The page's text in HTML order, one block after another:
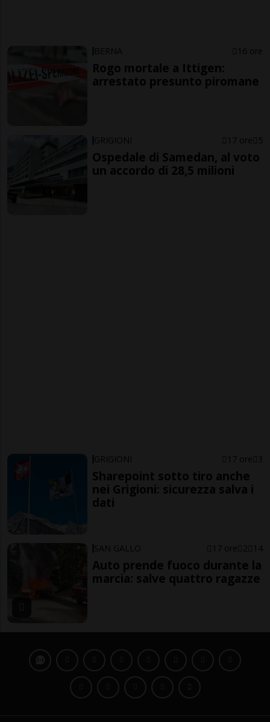
BERNA 16 ore
Rogo mortale a Ittigen:
arrestato presunto piromane
GRIGIONI 17 ore 5
Ospedale di Samedan, al voto
un accordo di 28,5 milioni
GRIGIONI 17 ore 3
Sharepoint sotto tiro anche
nei Grigioni: sicurezza salva i
dati
SAN GALLO 17 ore 2 14
Auto prende fuoco durante la
marcia: salve quattro ragazze